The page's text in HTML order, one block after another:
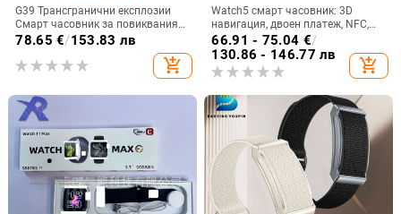
G39 Трансгранични експлозии
Смарт часовник за повиквания
Сърдечен ритъм Кръв Кислород
Bluetooth разговори Спортен
78.65 €/153.83 лв
add_shopping_cart
Watch5 смарт часовник: 3D
навигация, двоен платеж, NFC,
магнитно зареждане, измерване
на сърдечен ритъм
66.91 - 75.04 €/
130.86 - 146.77 лв
add_shopping_cart